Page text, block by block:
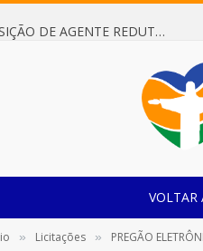
Dispensa de Licitação 078/2026 (AQUISIÇÃO DE AGENTE REDUTOR LÍQUIDO AUTOMOTIVO – ARLA 32, PARA ATENDER A FROTA OFICIAL DE VEÍCULOS DA SECRETARIA MUNICIPAL DE EDUCAÇÃO DO MUNICÍPIO DE CASTANHAL/PA)
VOLTAR
» Licitações » PREGÃO